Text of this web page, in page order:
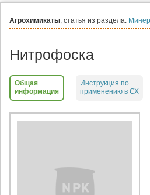
Агрохимикаты, статья из раздела:
Нитрофоска
Общая
информация
Инструкция по
применению в СХ